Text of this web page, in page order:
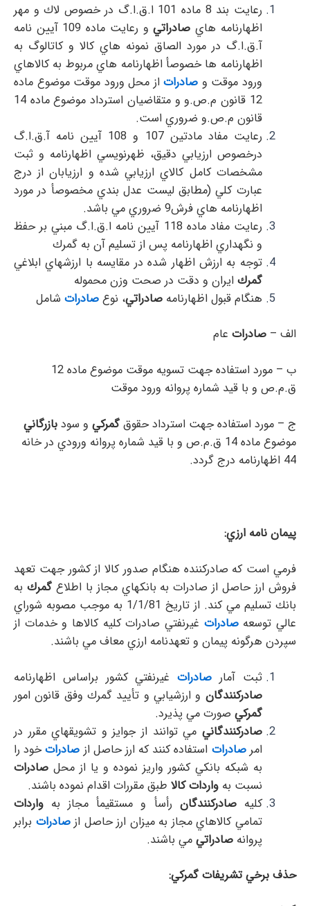
رعايت بند 8 ماده 101 ا.ق.ا.گ در خصوص لاك و مهر
اظهارنامه هاي صادراتي
و رعايت ماده 109 آيين نامه
آ.ق.ا.گ در مورد الصاق نمونه هاي كالا و كاتالوگ به
اظهارنامه ها خصوصأ اظهارنامه هاي مربوط به كالاهاي
ورود موقت و صادراتاز محل ورود موقت موضوع ماده
12 قانون م.ص.و و متقاضيان استرداد موضوع ماده 14
قانون م.ص.و ضروري است.
رعايت مفاد مادتين 107 و 108 آيين نامه آ.ق.ا.گ
درخصوص ارزيابي دقيق، ظهرنويسي اظهارنامه و ثبت
مشخصات كامل كالاي ارزيابي شده و ارزيابان از درج
عبارت كلي (مطابق ليست عدل بندي مخصوصأ در مورد
اظهارنامه هاي فرش9 ضروري مي باشد.
رعايت مفاد ماده 118 آيين نامه ا.ق.ا.گ مبني بر حفظ
و نگهداري اظهارنامه پس از تسليم آن به گمرك
توجه به ارزش اظهار شده در مقايسه با ارزشهاي ابلاغي
گمرك ايران و دقت در صحت وزن محموله
هنگام قبول اظهارنامهصادراتي، نوعصادرات شامل
الف – صادرات عام
ب – مورد استفاده جهت تسويه موقت موضوع ماده 12
ق.م.ص و با قيد شماره پروانه ورود موقت
ج – مورد استفاده جهت استرداد حقوقگمركي و سودبازرگاني
موضوع ماده 14 ق.م.ص و با قيد شماره پروانه ورودي در خانه
44 اظهارنامه درج گردد.
پيمان نامه ارزي:
فرمي است كه صادركننده هنگام صدور كالا از كشور جهت تعهد
فروش ارز حاصل از صادرات به بانكهاي مجاز با اطلاع گمرك به
بانك تسليم مي كند. از تاريخ 1/1/81 به موجب مصوبه شوراي
عالي توسعهصادرات غيرنفتي صادرات كليه كالاها و خدمات از
سپردن هرگونه پيمان و تعهدنامه ارزي معاف مي باشند.
ثبت آمار صادراتغيرنفتي كشور براساس اظهارنامه
صادركنندگان و ارزشيابي و تأييد گمرك وفق قانون امور
گمركي صورت مي پذيرد.
صادركنندگاني مي توانند از جوايز و تشويقهاي مقرر در
امرصادرات استفاده كنند كه ارز حاصل از صادراتخود را
به شبكه بانكي كشور واريز نموده و يا از محل صادرات
نسبت بهواردات كالا طبق مقررات اقدام نموده باشند.
كليهصادركنندگان رأسأ و مستقيمأ مجاز به واردات
تمامي كالاهاي مجاز به ميزان ارز حاصل ازصادرات برابر
پروانهصادراتيمي باشند.
حذف برخي تشريفات گمركي: